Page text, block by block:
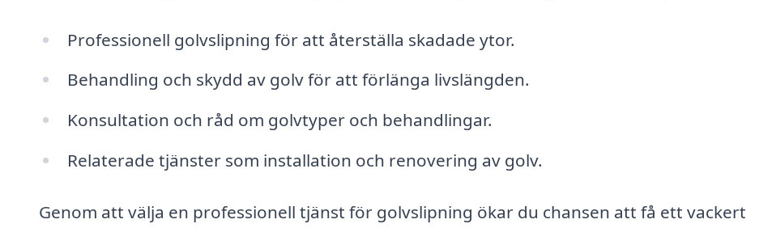
Professionell golvslipning för att återställa skadade ytor.
Behandling och skydd av golv för att förlänga livslängden.
Konsultation och råd om golvtyper och behandlingar.
Relaterade tjänster som installation och renovering av golv.
Genom att välja en professionell tjänst för golvslipning ökar du chansen att få ett vackert